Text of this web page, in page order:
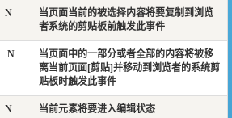
N
当页面当前的被选择内容将要复制到浏览
者系统的剪贴板前触发此事件
N
当页面中的一部分或者全部的内容将被移
离当前页面[剪贴]并移动到浏览者的系统剪
贴板时触发此事件
N 当前元素将要进入编辑状态